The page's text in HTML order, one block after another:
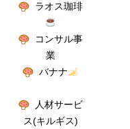
ラオス珈琲
コンサル事
業
バナナ
人材サービ
ス(キルギス)